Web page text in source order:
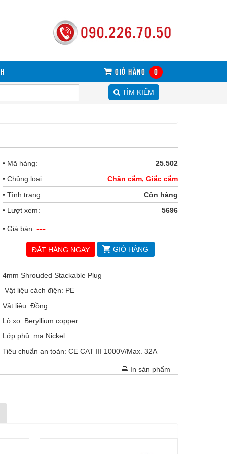
Giỏ hàng 0
TÌM KIẾM
• Mã hàng:
25.502
• Chủng loại:
Chân cắm, Giắc cắm
• Tình trạng:
Còn hàng
• Lượt xem:
5696
• Giá bán:---
ĐẶT HÀNG NGAY GIỎ HÀNG
4mm Shrouded Stackable Plug
Vật liệu cách điện: PE
Vật liệu: Đồng
Lò xo: Beryllium copper
Lớp phủ: mạ Nickel
Tiêu chuẩn an toàn: CE CAT III 1000V/Max. 32A
In sản phẩm